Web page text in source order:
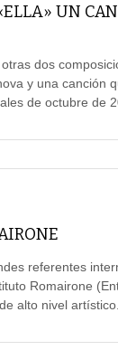
UN
dos
y una canción
de octubre de
referentes
Romairone
alto nivel artístico.